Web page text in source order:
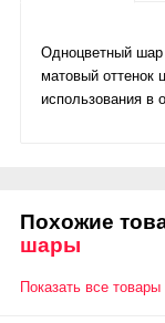
Одноцветный шар
матовый оттенок
использования в
Похожие
шары
Показать все товары